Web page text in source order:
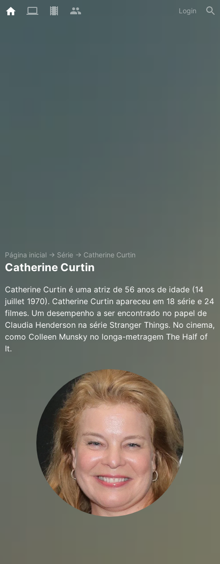
Login
Página inicial → Série → Catherine Curtin
Catherine Curtin
Catherine Curtin é uma atriz de 56 anos de idade (14
juillet 1970). Catherine Curtin apareceu em 18 série e 24
filmes. Um desempenho a ser encontrado no papel de
Claudia Henderson na série Stranger Things. No cinema,
como Colleen Munsky no longa-metragem The Half of
It.